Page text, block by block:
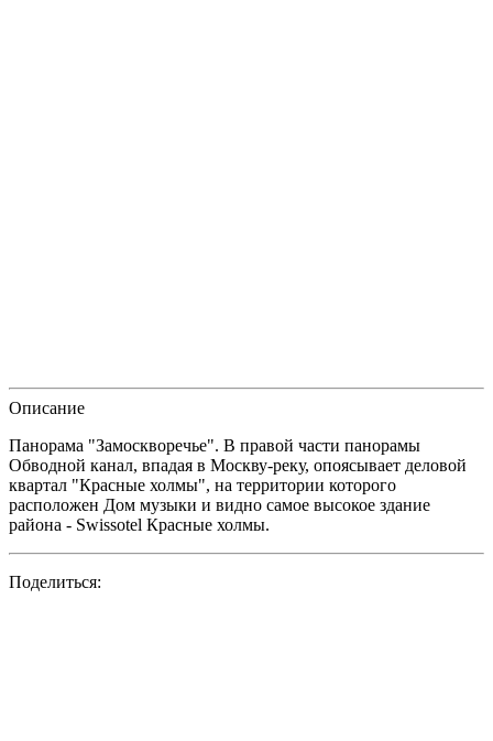
Описание
Панорама "Замоскворечье". В правой части панорамы
Обводной канал, впадая в Москву-реку, опоясывает деловой
квартал "Красные холмы", на территории которого
расположен Дом музыки и видно самое высокое здание
района - Swissotel Красные холмы.
Поделиться: